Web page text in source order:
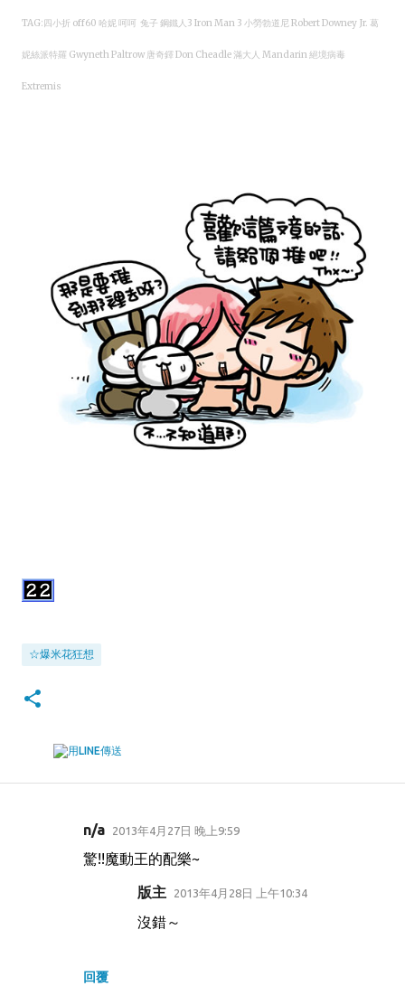
TAG:四小折 off60 哈妮 呵呵 兔子 鋼鐵人3 Iron Man 3 小勞勃道尼 Robert Downey Jr. 葛
妮絲派特羅 Gwyneth Paltrow 唐奇鐸 Don Cheadle 滿大人 Mandarin 絕境病毒
Extremis
☆爆米花狂想
n/a 2013年4月27日 晚上9:59
驚!!魔動王的配樂~
回覆
版主 2013年4月28日 上午10:34
沒錯～